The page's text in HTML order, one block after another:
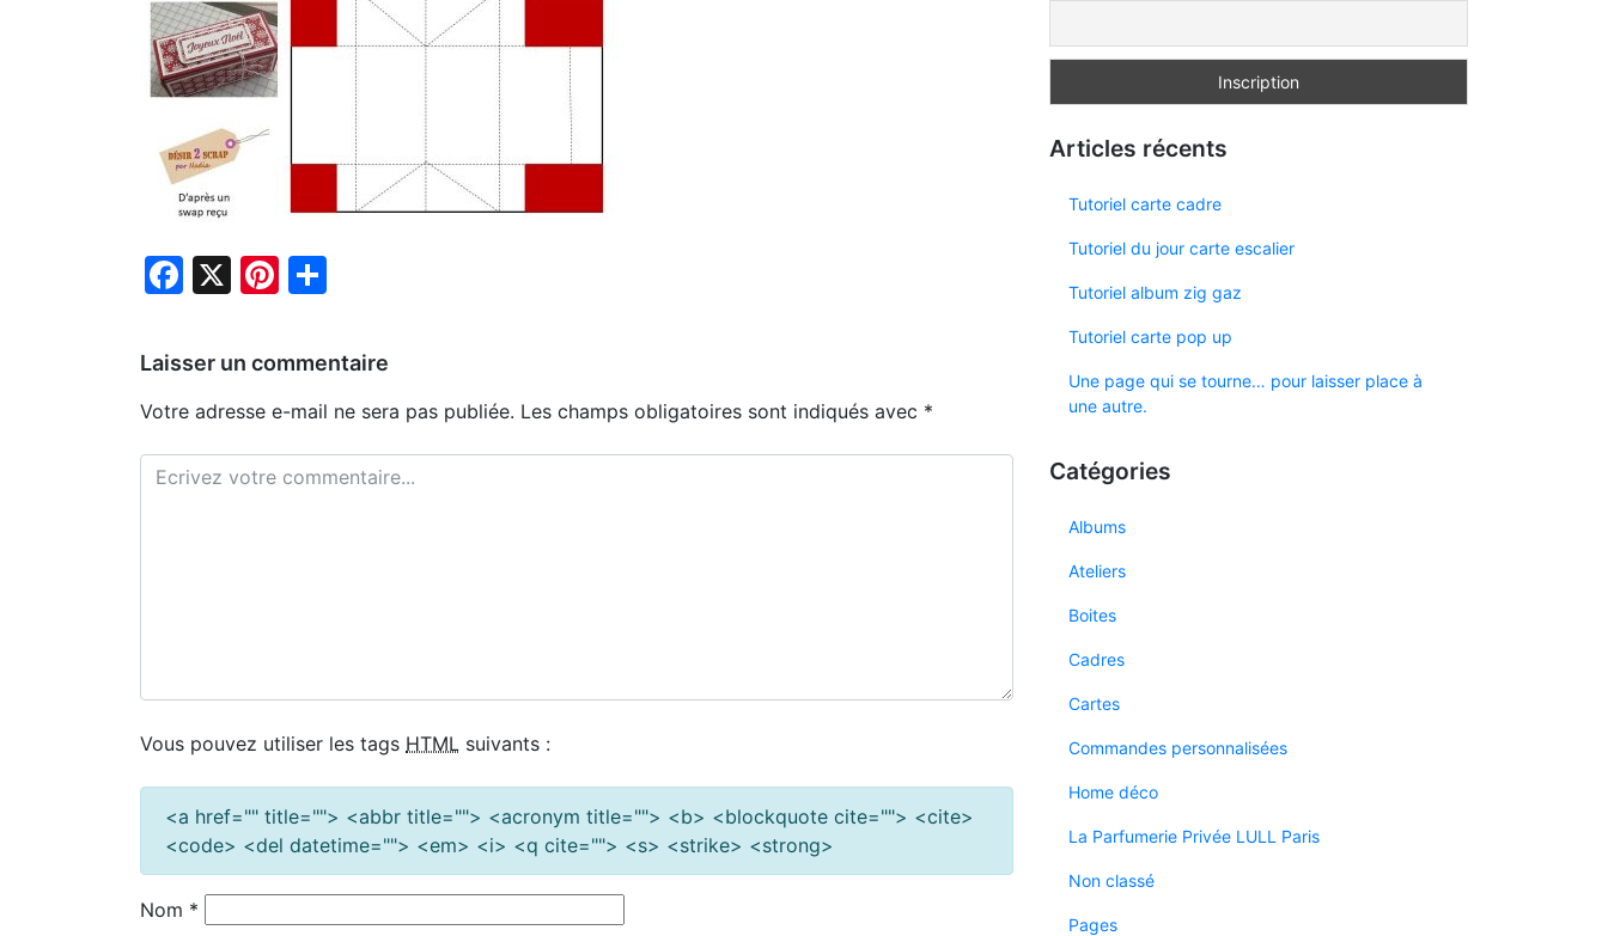
Facebook
X Pinterest
Laisser un commentaire
Votre adresse e-mail ne sera pas publiée. Les champs obligatoires sont indiqués avec *
Vous pouvez utiliser les tags HTML suivants :
<a href="" title=""> <abbr title=""> <acronym title=""> <b> <blockquote cite=""> <cite>
<code> <del datetime=""> <em> <i> <q cite=""> <s> <strike> <strong>
Nom *
Articles récents
Tutoriel carte cadre
Tutoriel du jour carte escalier
Tutoriel album zig gaz
Tutoriel carte pop up
Une page qui se tourne… pour laisser place à
une autre.
Catégories
Albums
Ateliers
Boites
Cadres
Cartes
Commandes personnalisées
Home déco
La Parfumerie Privée LULL Paris
Non classé
Pages